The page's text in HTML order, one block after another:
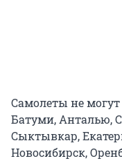
Самолеты не
Батуми, Анталью,
Сыктывкар,
Новосибирск,